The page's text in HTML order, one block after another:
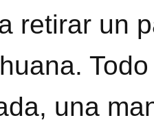
retirar un
una